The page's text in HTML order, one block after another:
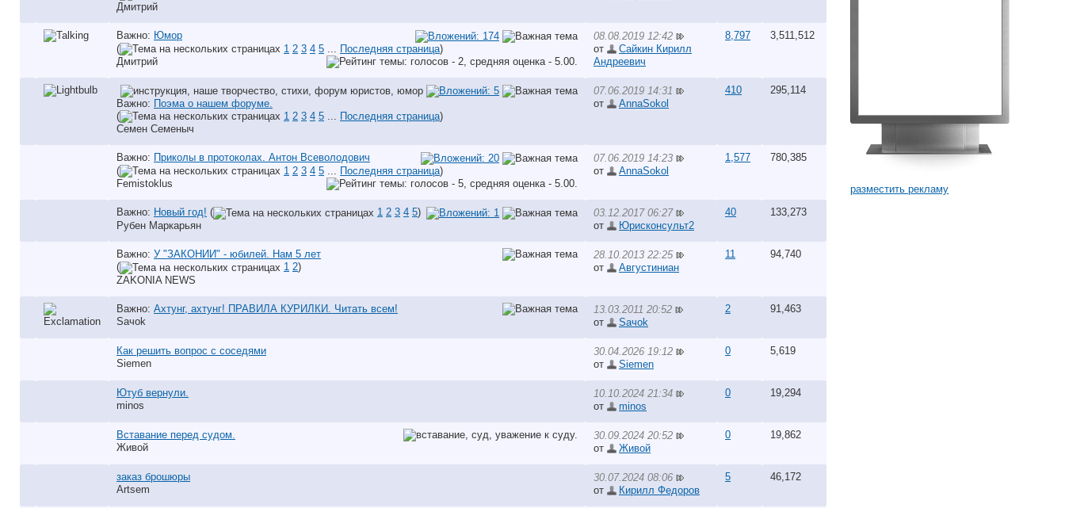
Дмитрий
Важно: Юмор
(
1 2 3 4 5 Последняя страница)
Дмитрий
08.08.2019 12:42
от
Сайкин Кирилл
Андреевич
8,797 3,511,512
Важно: Поэма о нашем форуме.
(
1 2 3 4 5 Последняя страница)
Семен Семеныч
07.06.2019 14:31
от
AnnaSokol
410 295,114
Важно: Приколы в протоколах. Антон Всеволодович
(
1 2 3 4 5 Последняя страница)
Femistoklus
07.06.2019 14:23
от
AnnaSokol
1,577 780,385
Важно: Новый год! ( 1 2 3 4 5)
Рубен Маркарьян
03.12.2017 06:27
от
Юрисконсульт2
40 133,273
Важно: У "ЗАКОНИИ" - юбилей. Нам 5 лет
(
1 2)
ZAKONIA NEWS
28.10.2013 22:25
от
Августиниан
11 94,740
Важно: Ахтунг, ахтунг! ПРАВИЛА КУРИЛКИ. Читать всем!
Saчok
13.03.2011 20:52
от
Saчok
2 91,463
Как решить вопрос с соседями
Siemen
30.04.2026 19:12
от
Siemen
0 5,619
Ютуб вернули.
minos
10.10.2024 21:34
от
minos
0 19,294
Вставание перед судом.
Живой
30.09.2024 20:52
от
Живой
0 19,862
заказ брошюры
Artsem
30.07.2024 08:06
от
Кирилл Федоров
5 46,172
разместить рекламу